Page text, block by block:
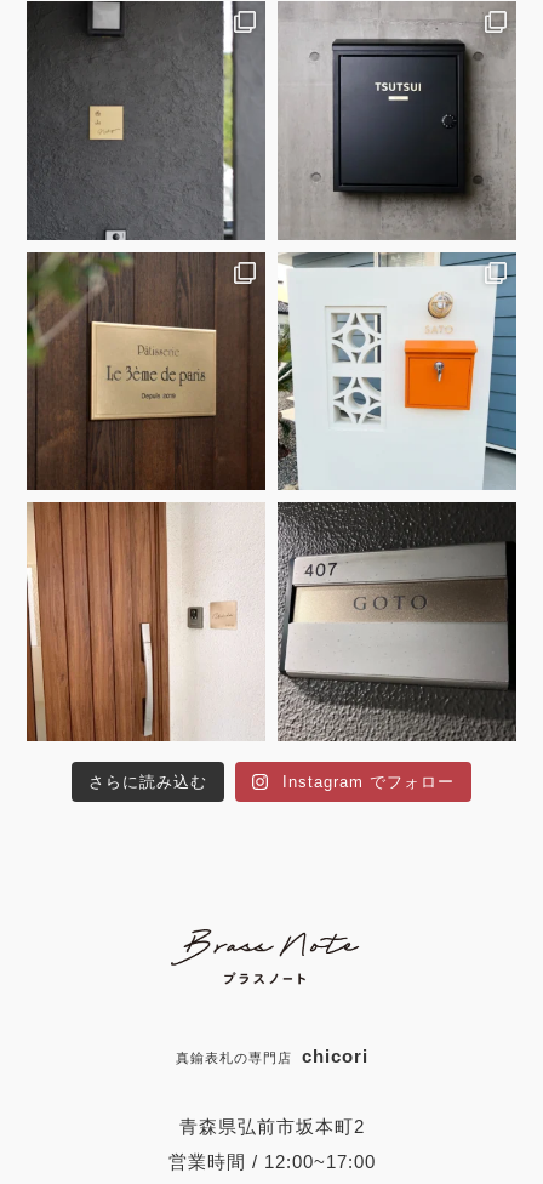
真鍮表札の専門店 chicori
青森県弘前市坂本町2
営業時間 / 12:00~17:00
さらに読み込む Instagram でフォロー